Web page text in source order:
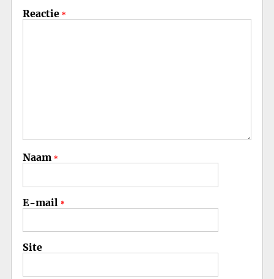
Reactie *
Naam *
E-mail *
Site